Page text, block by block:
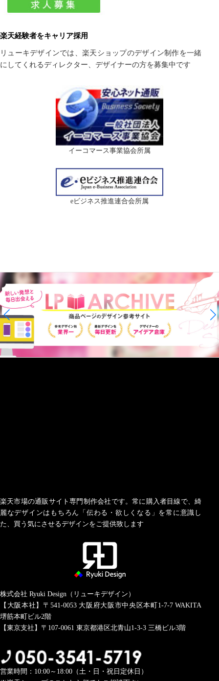
楽天経験者をキャリア採用
リューキデザインでは、楽天ショップのデザイン制作を一緒
にしてくれるディレクター、デザイナーの方を募集中です
イーコマース事業協会所属
eビジネス推進連合会所属
楽天市場の通販サイト専門制作会社です。常に購入者目線で、綺
麗なデザインはもちろん「伝わる・欲しくなる」を常に意識し
た、買う気にさせるデザインをご提供致します
株式会社 Ryuki Design（リューキデザイン）
【大阪本社】〒541-0053大阪府大阪市中央区本町1-7-7 WAKITA
堺筋本町ビル2階
【東京支社】〒107-0061 東京都港区北青山1-3-3 三橋ビル3階
営業時間：10:00～18:00（土・日・祝日定休日）